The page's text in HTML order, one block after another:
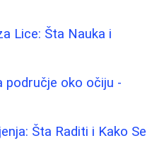
Lice: Šta Nauka i
područje oko očiju -
Šta Raditi i Kako Se